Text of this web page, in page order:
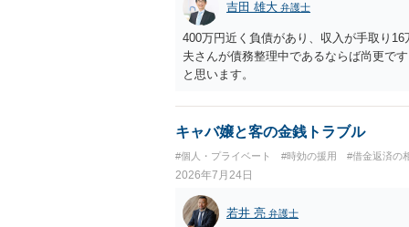
吉田 雄大 弁護士
400万円近く負債があり、収入が手取り
夫さんが債務整理中であるならば尚更で
と思います。
キャバ嬢と客の金銭トラブル
#個人・プライベート #時効の援用 #借金返済の
2026年7月24日
若井 亮 弁護士